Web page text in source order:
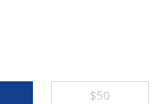
⁦$50⁩